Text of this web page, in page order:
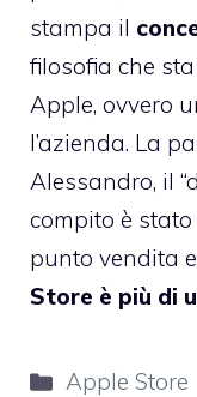
stampa il
filosofia che
Apple, ovvero
l’azienda. La
Alessandro, il
compito è
punto vendita
Store è più di
Categorie
Apple Store